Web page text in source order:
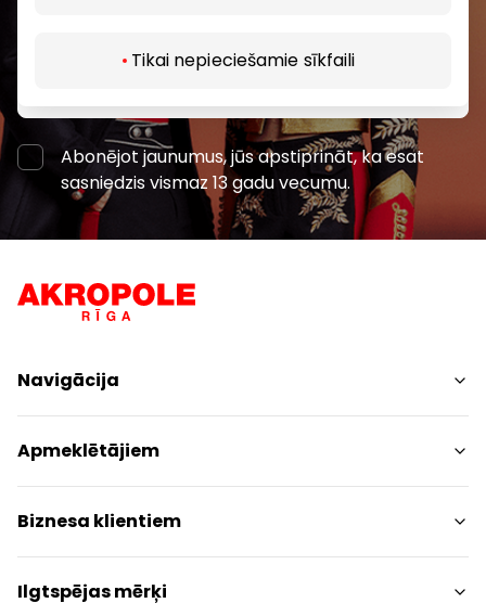
Tikai nepieciešamie sīkfaili
Abonējot jaunumus, jūs apstiprināt, ka esat
sasniedzis vismaz 13 gadu vecumu.
Navigācija
Iepirkšanās
Pakalpojumi
Izklaides
Restorāni
Apmeklētājiem
Centra plāns
Dzīvniekiem draudzīgs
Kontakti
Akcijas
Biznesa klientiem
Kontakti
Paziņojums presei
Ilgtspējas mērķi